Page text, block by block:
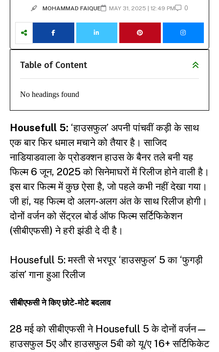
MOHAMMAD FAIQUE MAY 31, 2025 | 12:49 PM 0
Table of Content
No headings found
Housefull 5: ‘हाउसफुल’ अपनी पांचवीं कड़ी के साथ
एक बार फिर धमाल मचाने को तैयार है। साजिद
नाडियाडवाला के प्रोडक्शन हाउस के बैनर तले बनी यह
फिल्म 6 जून, 2025 को सिनेमाघरों में रिलीज होने वाली है।
इस बार फिल्म में कुछ ऐसा है, जो पहले कभी नहीं देखा गया।
जी हां, यह फिल्म दो अलग-अलग अंत के साथ रिलीज होगी।
दोनों वर्जन को सेंट्रल बोर्ड ऑफ फिल्म सर्टिफिकेशन
(सीबीएफसी) ने हरी झंडी दे दी है।
Housefull 5: मस्ती से भरपूर ‘हाउसफुल’ 5 का ‘फुगड़ी
डांस’ गाना हुआ रिलीज
सीबीएफसी ने किए छोटे-मोटे बदलाव
28 मई को सीबीएफसी ने Housefull 5 के दोनों वर्जन—
हाउसफुल 5ए और हाउसफुल 5बी को यू/ए 16+ सर्टिफिकेट